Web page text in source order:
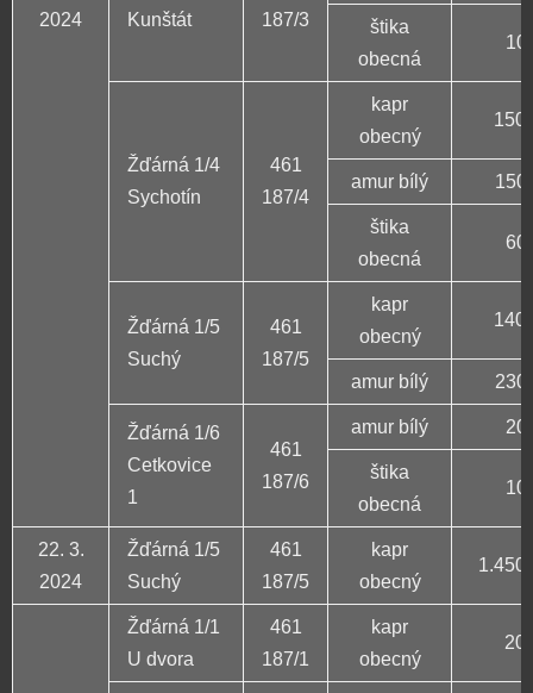
2024
Kunštát
187/3
štika
obecná
10
Žďárná 1/4
Sychotín
461
187/4
kapr
obecný
150
amur bílý 150
štika
obecná
60
Žďárná 1/5
Suchý
461
187/5
kapr
obecný
140
amur bílý 230
Žďárná 1/6
Cetkovice
1
461
187/6
amur bílý 20
štika
obecná
10
22. 3.
2024
Žďárná 1/5
Suchý
461
187/5
kapr
obecný
1.450
Žďárná 1/1
U dvora
461
187/1
kapr
obecný
20